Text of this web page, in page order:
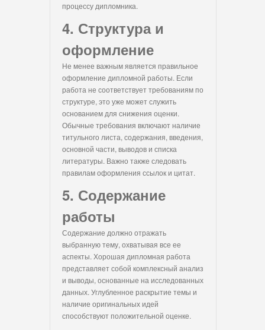
процессу дипломника.
4. Структура и
оформление
Не менее важным является правильное
оформление дипломной работы. Если
работа не соответствует требованиям по
структуре, это уже может служить
основанием для снижения оценки.
Обычные требования включают наличие
титульного листа, содержания, введения,
основной части, выводов и списка
литературы. Важно также следовать
правилам оформления ссылок и цитат.
5. Содержание
работы
Содержание должно отражать
выбранную тему, охватывая все ее
аспекты. Хорошая дипломная работа
представляет собой комплексный анализ
и выводы, основанные на исследованных
данных. Углубленное раскрытие темы и
наличие оригинальных идей
способствуют положительной оценке.